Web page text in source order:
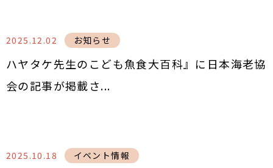
ハヤタケ先生のこども魚食大百科』に日本海老協
会の記事が掲載さ...
2025.12.02 お知らせ
2025.10.18 イベント情報